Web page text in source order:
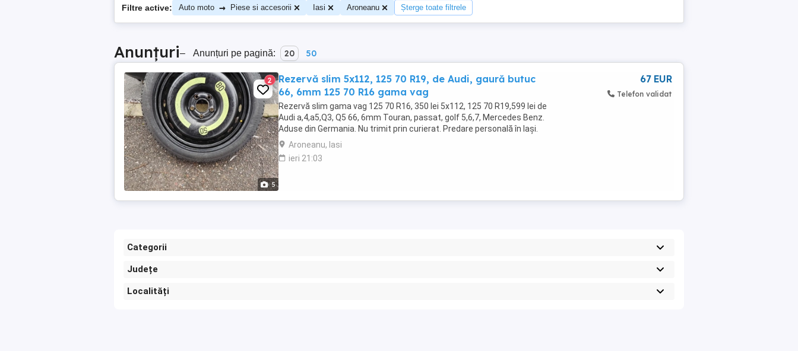
Filtre active: Auto moto → Piese si accesorii Iasi Aroneanu Șterge toate filtrele
Anunțuri– Anunțuri pe pagină: 20 50
5
2
Rezervă slim 5x112, 125 70 R19, de Audi, gaură butuc
66, 6mm 125 70 R16 gama vag
Rezervă slim gama vag 125 70 R16, 350 lei 5x112, 125 70 R19,599 lei de
Audi a,4,a5,Q3, Q5 66, 6mm Touran, passat, golf 5,6,7, Mercedes Benz.
Aduse din Germania. Nu trimit prin curierat. Predare personală în Iași.
Aroneanu, Iasi
ieri 21:03
67 EUR
Telefon validat
Categorii
Județe
Localități